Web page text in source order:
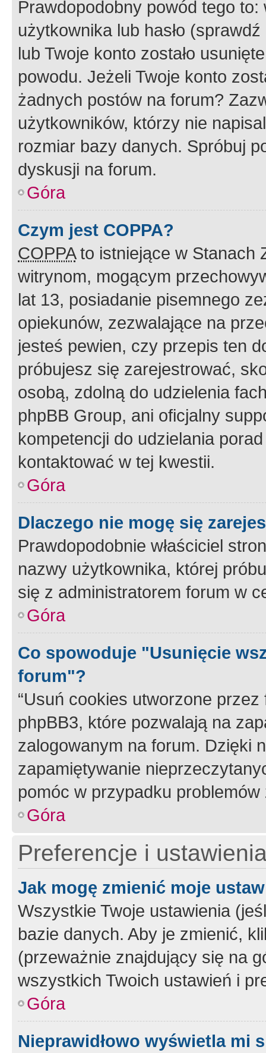
Prawdopodobny powód tego to:
użytkownika lub hasło
lub Twoje konto zostało
powodu. Jeżeli Twoje konto
żadnych postów na forum?
użytkowników, którzy nie
rozmiar bazy danych. Spróbuj
dyskusji na forum.
Góra
Czym jest COPPA?
COPPAto istniejące w Stanach
witrynom, mogącym
lat 13, posiadanie pisemnego
opiekunów, zezwalające na
jesteś pewien, czy przepis ten
próbujesz się zarejestrować,
osobą, zdolną do udzielenia
phpBB Group, ani oficjalny
kompetencji do udzielania
kontaktować w tej kwestii.
Góra
Dlaczego nie mogę się
Prawdopodobnie właściciel
nazwy użytkownika, której
się z administratorem forum w
Góra
Co spowoduje "Usunięcie
forum"?
“Usuń cookies utworzone
phpBB3, które pozwalają na
zalogowanym na forum. Dzięki
zapamiętywanie
pomóc w przypadku
Góra
Preferencje i
Jak mogę zmienić moje
Wszystkie Twoje ustawienia
bazie danych. Aby je zmienić,
(przeważnie znajdujący się na
wszystkich Twoich ustawień i
Góra
Nieprawidłowo wyświetla mi